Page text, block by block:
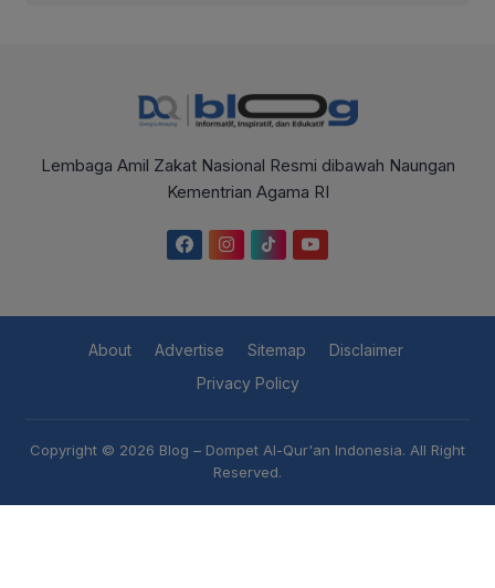
Lembaga Amil Zakat Nasional Resmi dibawah Naungan
Kementrian Agama RI
About Advertise Sitemap
Disclaimer
Privacy Policy
Copyright © 2026 Blog – Dompet Al-Qur'an Indonesia. All Right
Reserved.